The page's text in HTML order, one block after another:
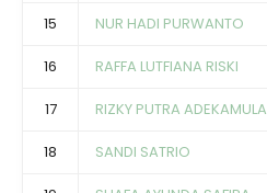
15 NUR HADI PURWANTO
16 RAFFA LUTFIANA RISKI
17 RIZKY PUTRA ADEKAMULA
18 SANDI SATRIO